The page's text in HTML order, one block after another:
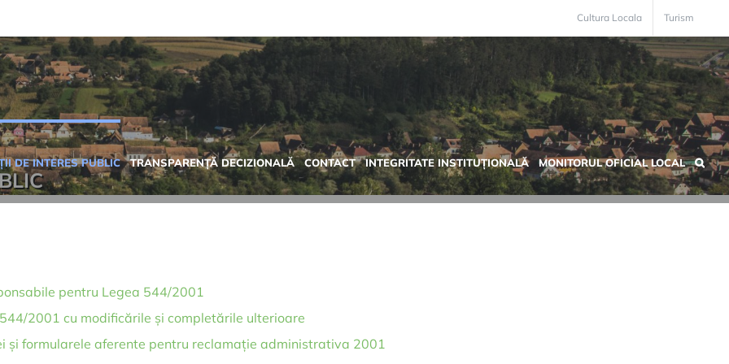
Cultura Locala Turism
DE INTERES PUBLIC TRANSPARENȚĂ DECIZIONALĂ CONTACT INTEGRITATE INSTITUȚIONALĂ MONITORUL OFICIAL LOCAL
pentru Legea 544/2001
2001 cu modificările și completările ulterioare
și formularele aferente pentru reclamație administrativa 2001